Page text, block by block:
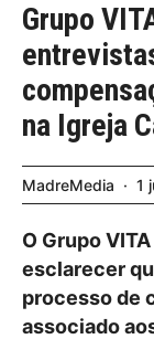
Grupo
na Igreja
MadreMedia 1
O Grupo
esclarecer
processo de
associado